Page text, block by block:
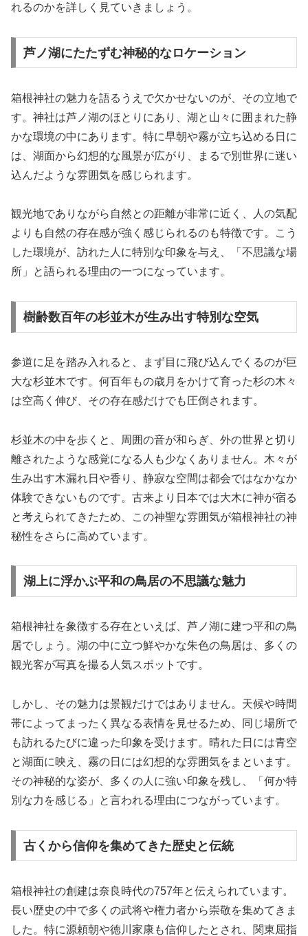
れるのかを詳しく見ていきましょう。
芦ノ湖にたたずむ神秘的なロケーション
箱根神社の魅力を語るうえで欠かせないのが、その立地で
す。神社は芦ノ湖のほとりにあり、湖と山々に囲まれた静
かな環境の中にあります。特に早朝や霧が立ち込める日に
は、湖面から幻想的な風景が広がり、まるで別世界に迷い
込んだような雰囲気を感じられます。
観光地でありながら自然との距離が非常に近く、人の気配
よりも自然の存在感が強く感じられるのも特徴です。こう
した環境が、訪れた人に特別な印象を与え、「不思議な場
所」と語られる理由の一つになっています。
樹齢数百年の杉並木が生み出す特別な空気
参道に足を踏み入れると、まず目に飛び込んでくるのが巨
大な杉並木です。何百年もの歳月をかけて育った杉の木々
は空高く伸び、その存在感だけでも圧倒されます。
杉並木の中を歩くと、周囲の音が和らぎ、外の世界と切り
離されたような感覚になる人も少なくありません。木々が
生み出す木漏れ日や香り、静寂な空間は都会ではなかなか
体験できないものです。古来より日本では大木に神が宿る
と考えられてきたため、この神聖な雰囲気が箱根神社の神
秘性をさらに高めています。
湖上に浮かぶ平和の鳥居の不思議な魅力
箱根神社を象徴する存在といえば、芦ノ湖に建つ平和の鳥
居でしょう。湖の中に立つ鮮やかな朱色の鳥居は、多くの
観光客が写真を撮る人気スポットです。
しかし、その魅力は景観だけではありません。天候や時間
帯によってまったく異なる表情を見せるため、同じ場所で
も訪れるたびに違った印象を受けます。晴れた日には青空
と湖面に映え、霧の日には幻想的な雰囲気をまといます。
その神秘的な姿が、多くの人に強い印象を残し、「何か特
別な力を感じる」と言われる理由につながっています。
古くから信仰を集めてきた歴史と伝統
箱根神社の創建は奈良時代の757年と伝えられています。
長い歴史の中で多くの武将や権力者から崇敬を集めてきま
した。特に源頼朝や徳川家康も信仰したとされ、関東屈指